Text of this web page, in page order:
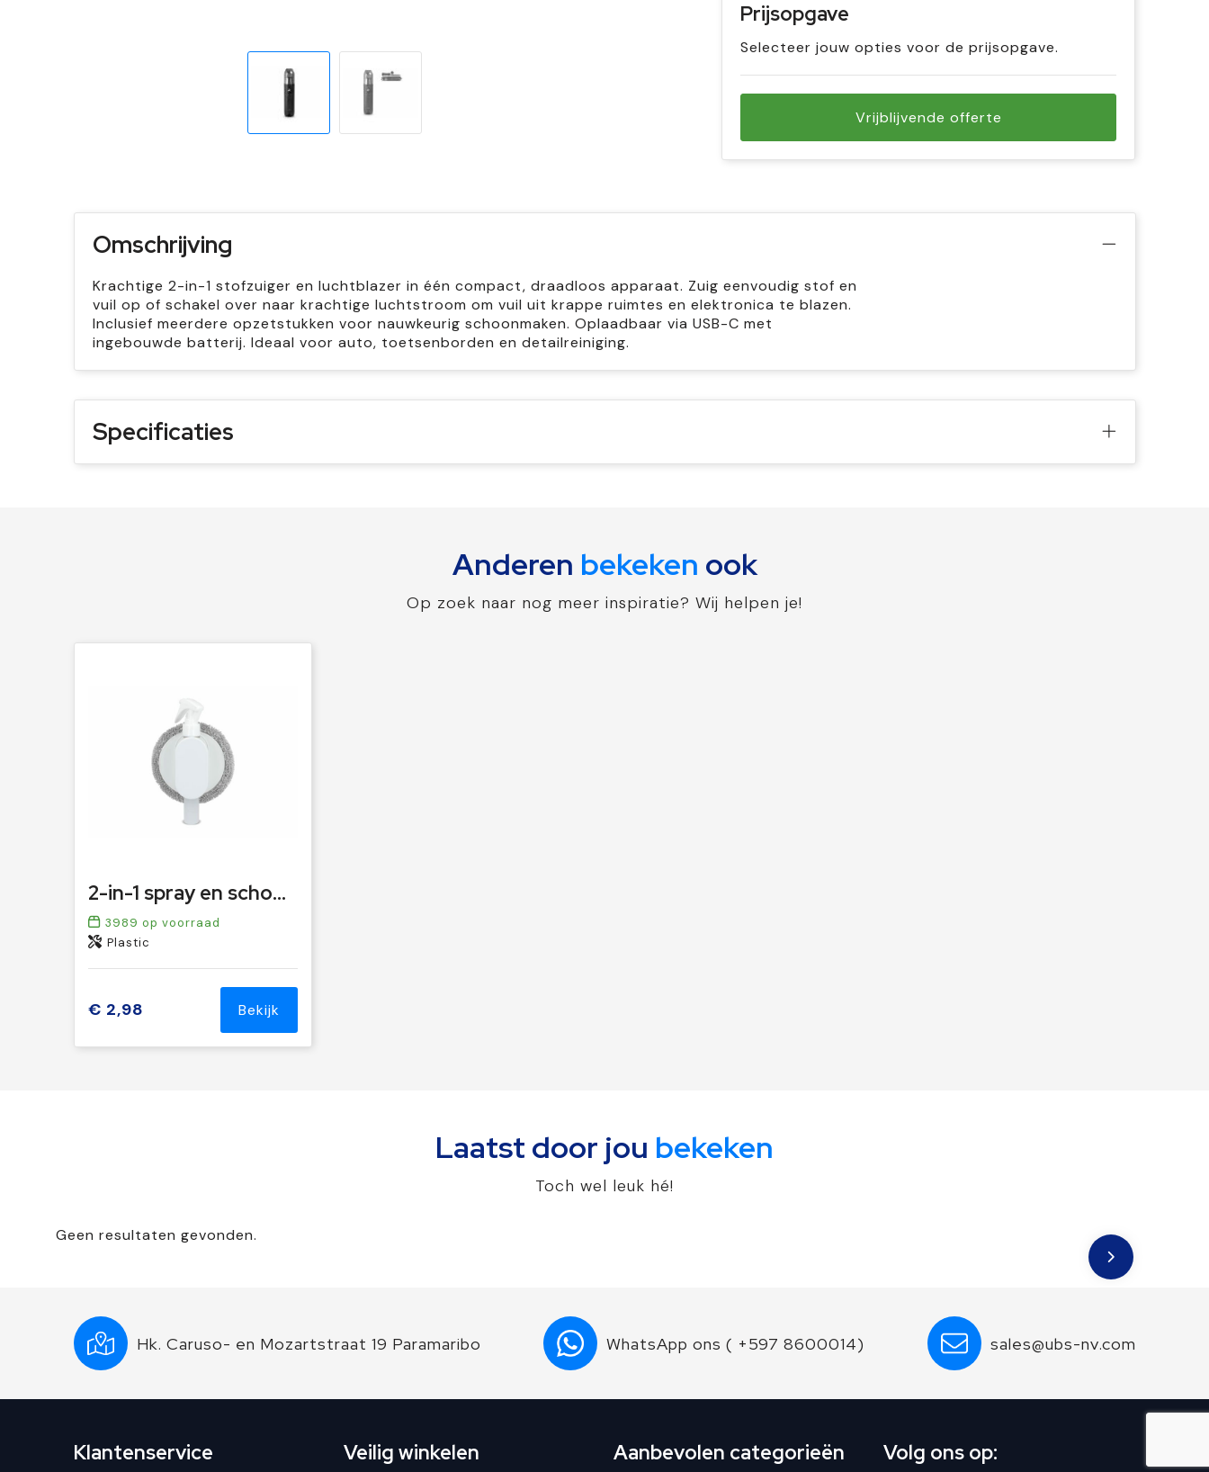
Prijsopgave
Selecteer jouw opties voor de prijsopgave.
Vrijblijvende offerte
Omschrijving
Krachtige 2-in-1 stofzuiger en luchtblazer in één compact, draadloos apparaat. Zuig eenvoudig stof en
vuil op of schakel over naar krachtige luchtstroom om vuil uit krappe ruimtes en elektronica te blazen.
Inclusief meerdere opzetstukken voor nauwkeurig schoonmaken. Oplaadbaar via USB-C met
ingebouwde batterij. Ideaal voor auto, toetsenborden en detailreiniging.
Specificaties
Anderen bekeken ook
Op zoek naar nog meer inspiratie? Wij helpen je!
2-in-1 spray en schoonmaakdoek
3989 op voorraad
Plastic
€ 2,98 Bekijk
Laatst door jou bekeken
Toch wel leuk hé!
Geen resultaten gevonden.
Hk. Caruso- en Mozartstraat 19 Paramaribo WhatsApp ons ( +597 8600014) sales@ubs-nv.com
Klantenservice Veilig winkelen Aanbevolen categorieën Volg ons op: